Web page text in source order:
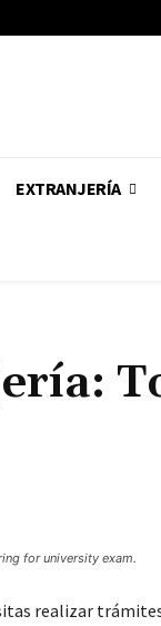
EXTRANJERÍA
for university exam.
realizar